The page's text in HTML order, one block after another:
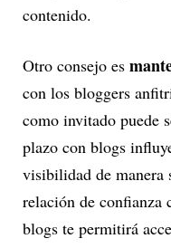
contenido.
Otro consejo es
con los bloggers
como invitado puede
plazo con blogs
visibilidad de manera
relación de confianza
blogs te permitirá